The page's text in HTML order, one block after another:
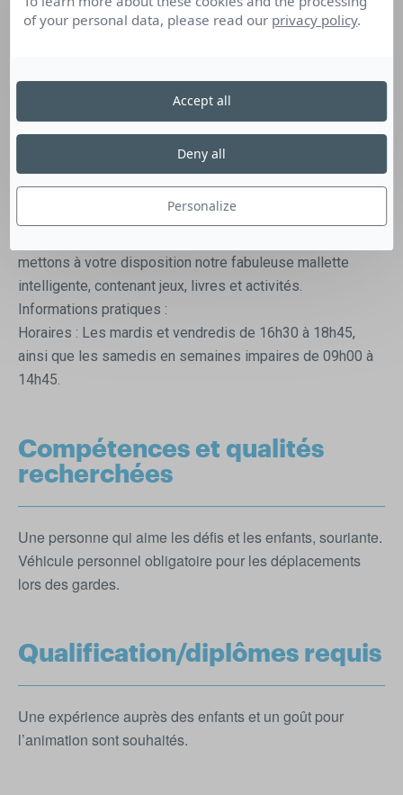
et 4 ans.
Une expérience auprès des enfants et un goût pour
compléments d’activité que pour des professionnels de la
petite enfance.
Votre mission consistera à garder les enfants de nos
domicile, baby-sitting, vacances, matins, midis, soirs,
accompagnement aux activités, etc.
mettons à votre disposition notre fabuleuse mallette
intelligente, contenant jeux, livres et activités.
Informations pratiques :
Horaires : Les mardis et vendredis de 16h30 à 18h45,
ainsi que les samedis en semaines impaires de 09h00 à
14h45.
Compétences et qualités
recherchées
Une personne qui aime les défis et les enfants, souriante.
Véhicule personnel obligatoire pour les déplacements
lors des gardes.
Qualification/diplômes requis
Une expérience auprès des enfants et un goût pour
l’animation sont souhaités.
of your personal data, please read our privacy policy.
Personalize
Deny all
Accept all